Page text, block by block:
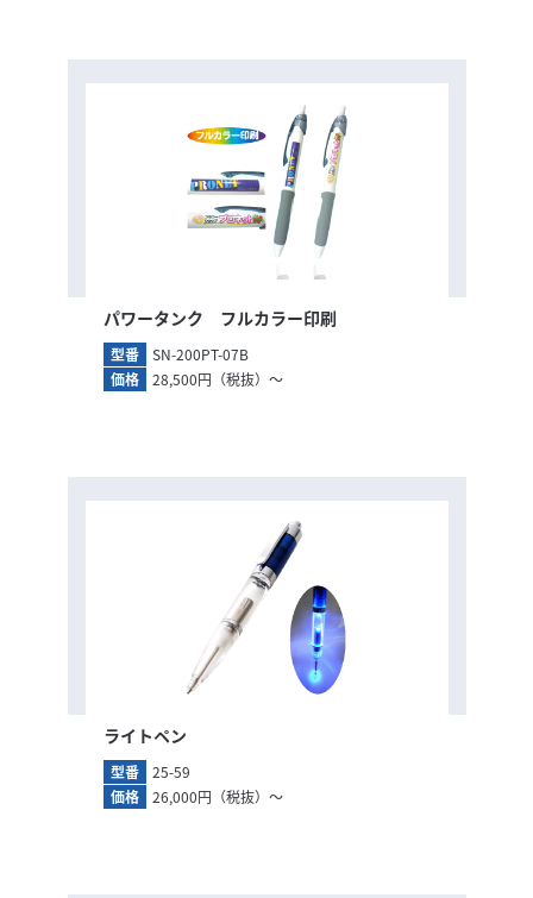
パワータンク フルカラー印刷
型番
SN-200PT-07B
価格
28,500円（税抜）～
ライトペン
型番
25-59
価格
26,000円（税抜）～